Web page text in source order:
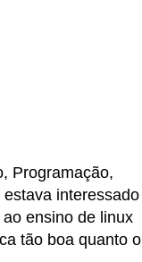
Programação,
interessado
ensino de linux
tão boa quanto o